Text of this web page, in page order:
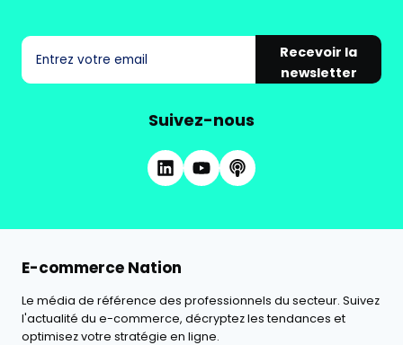
Recevoir la
newsletter
Suivez-nous
E-commerce Nation
Le média de référence des professionnels du secteur. Suivez
l'actualité du e-commerce, décryptez les tendances et
optimisez votre stratégie en ligne.